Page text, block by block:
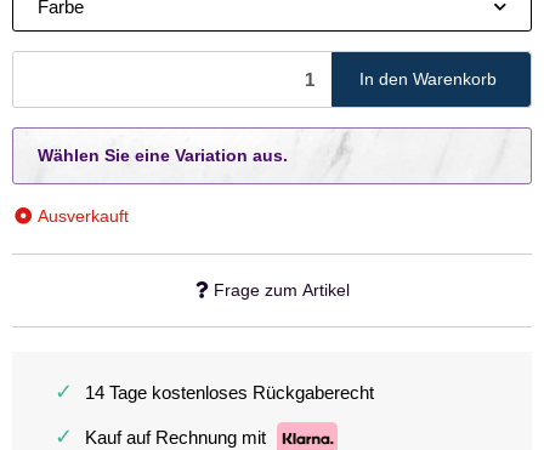
Farbe
In den Warenkorb
x
Wählen Sie eine Variation aus.
Ausverkauft
Frage zum Artikel
✓ 14 Tage kostenloses Rückgaberecht
✓ Kauf auf Rechnung mit